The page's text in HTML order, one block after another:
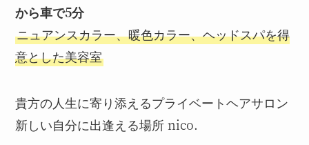
から車で5分
ニュアンスカラー、暖色カラー、ヘッドスパを得
意とした美容室
貴方の人生に寄り添えるプライベートヘアサロン
新しい自分に出逢える場所 nico.